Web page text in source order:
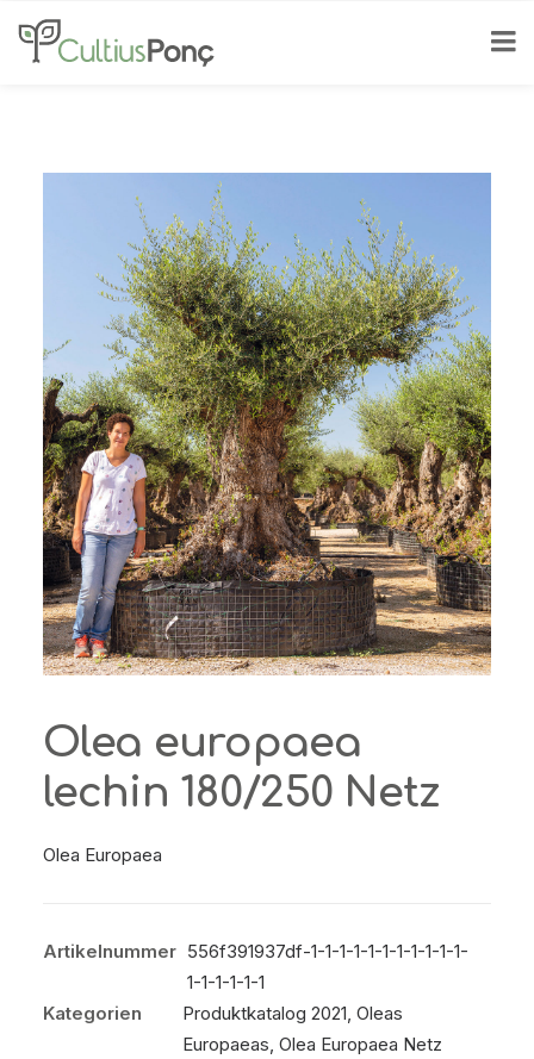
Olea europaea
lechin 180/250 Netz
Olea Europaea
Artikelnummer 556f391937df-1-1-1-1-1-1-1-1-1-1-1-
1-1-1-1-1-1
Kategorien
Produktkatalog 2021, Oleas
Europaeas, Olea Europaea Netz